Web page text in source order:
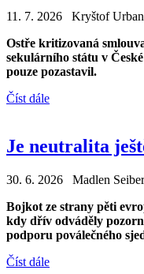
11. 7. 2026 Kryštof Urban
Ostře kritizovaná
sekulárního státu v
pouze pozastavil.
Číst dále
Je neutralita
30. 6. 2026 Madlen
Bojkot ze strany pěti
kdy dřív odváděly
podporu poválečného
Číst dále